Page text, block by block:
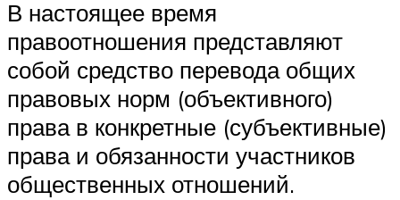
В настоящее время
правоотношения представляют
собой средство перевода общих
правовых норм (объективного)
права в конкретные (субъективные)
права и обязанности участников
общественных отношений.